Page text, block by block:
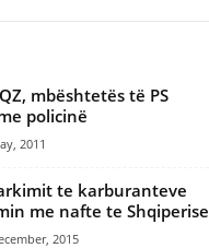
mbështetës të PS
policinë
2011
te karburanteve
me nafte te Shqiperise
2015